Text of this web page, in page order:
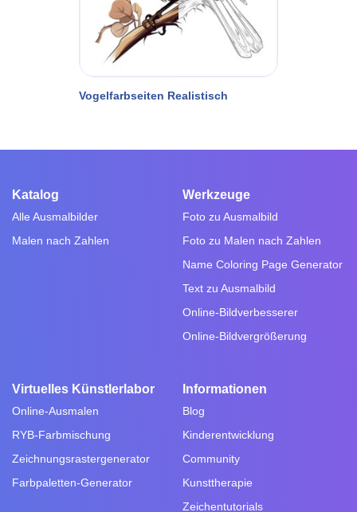
Vogelfarbseiten Realistisch
Katalog
Alle Ausmalbilder
Malen nach Zahlen
Werkzeuge
Foto zu Ausmalbild
Foto zu Malen nach Zahlen
Name Coloring Page Generator
Text zu Ausmalbild
Online-Bildverbesserer
Online-Bildvergrößerung
Virtuelles Künstlerlabor
Online-Ausmalen
RYB-Farbmischung
Zeichnungsrastergenerator
Farbpaletten-Generator
Informationen
Blog
Kinderentwicklung
Community
Kunsttherapie
Zeichentutorials